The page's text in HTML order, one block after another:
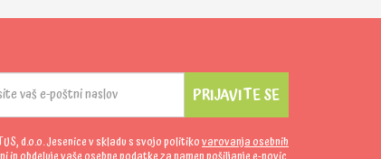
PRIJAVITE SE
d.o.o. Jesenice v skladu s svojo politikovarovanja osebnih